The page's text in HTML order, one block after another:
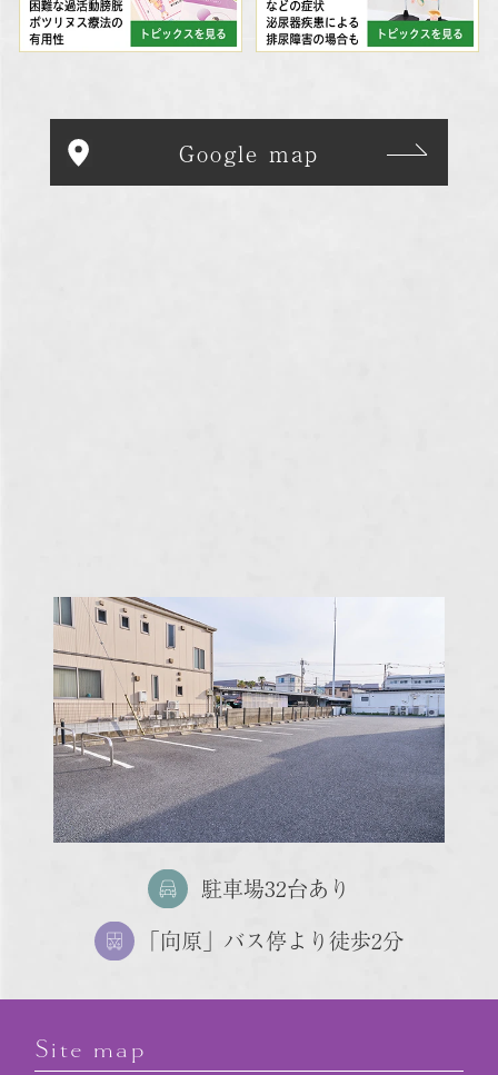
Google map
駐車場32台あり
「向原」バス停より徒歩2分
Site map